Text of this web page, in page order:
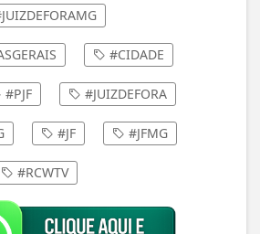
#CIDADE
#PJF #JUIZDEFORA
#JF #JFMG
#RCWTV